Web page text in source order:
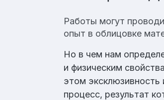
Работы могут
опыт в облицовке
Но в чем нам
и физическим
этом
процесс, результат